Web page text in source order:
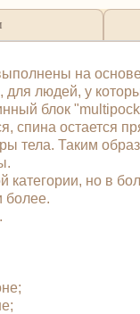
на
людей, у
блок
спина
тела. Таким
но в
более.